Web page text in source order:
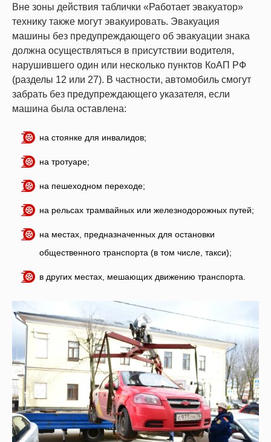
Вне зоны действия таблички «Работает эвакуатор»
технику также могут эвакуировать. Эвакуация
машины без предупреждающего об эвакуации знака
должна осуществляться в присутствии водителя,
нарушившего один или несколько пунктов КоАП РФ
(разделы 12 или 27). В частности, автомобиль смогут
забрать без предупреждающего указателя, если
машина была оставлена:
на стоянке для инвалидов;
на тротуаре;
на пешеходном переходе;
на рельсах трамвайных или железнодорожных путей;
на местах, предназначенных для остановки
общественного транспорта (в том числе, такси);
в других местах, мешающих движению транспорта.